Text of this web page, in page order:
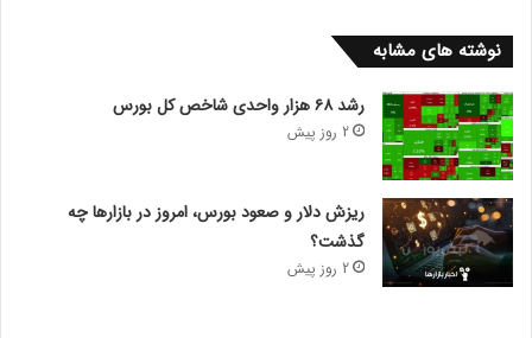
نوشته های مشابه
رشد ۶۸ هزار واحدی شاخص کل بورس
2 روز پیش
ریزش دلار و صعود بورس، امروز در بازارها چه
گذشت؟
2 روز پیش